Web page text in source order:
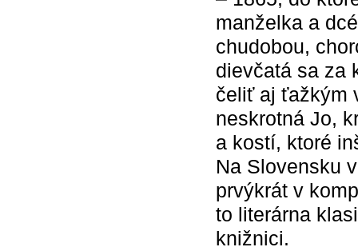
manželka a
chudobou,
dievčatá sa za
čeliť aj ťažkým
neskrotná Jo,
a kostí, ktoré
Na Slovensku
prvýkrát v
to literárna
knižnici.